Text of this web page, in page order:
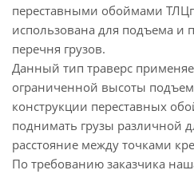
переставными обоймами
использована для подъема и
перечня грузов.
Данный тип траверс
ограниченной высоты
конструкции переставных
поднимать грузы различной
расстояние между точками
По требованию заказчика